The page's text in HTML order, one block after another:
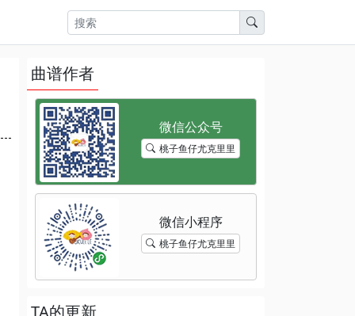
曲谱作者
桃子鱼仔尤克里里
桃子鱼仔尤克里里
TA的更新